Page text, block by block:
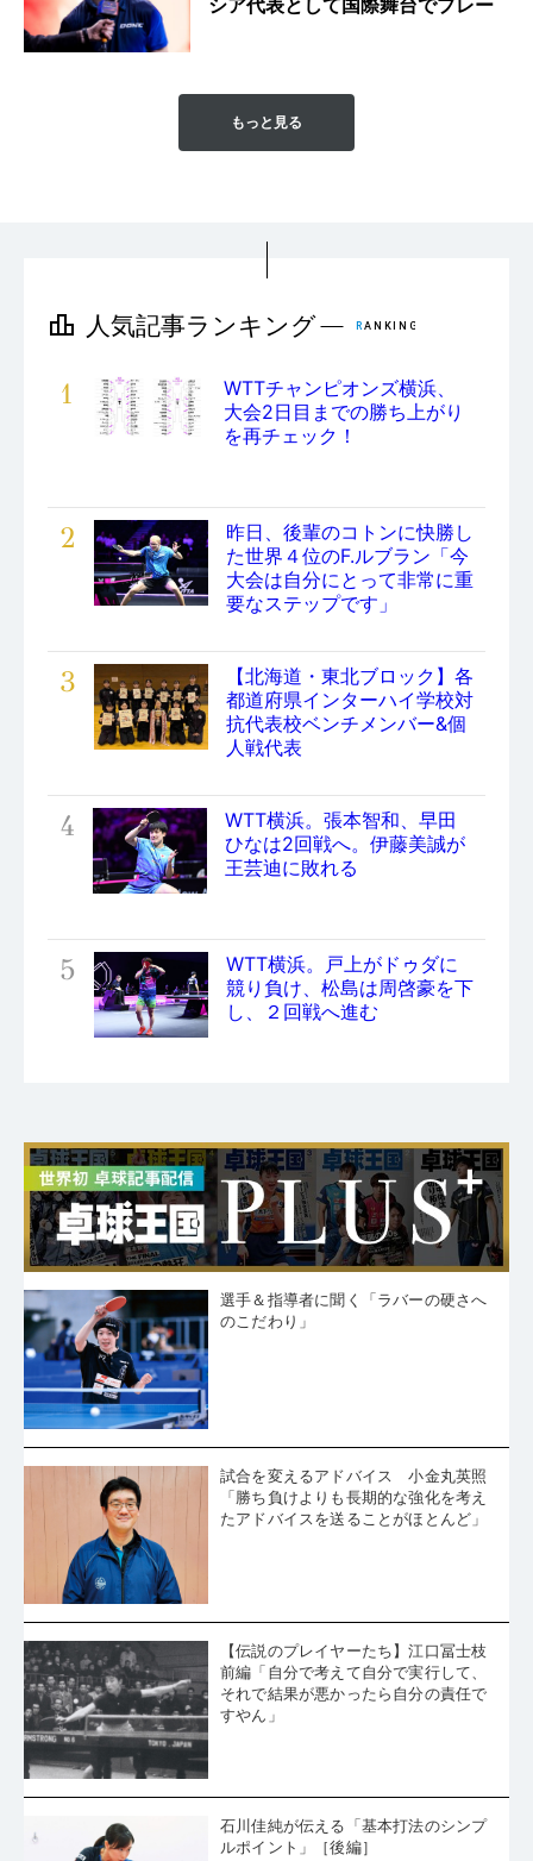
シア代表として国際舞台でプレー
もっと見る
1
WTTチャンピオンズ横浜、
大会2日目までの勝ち上がり
を再チェック！
2
昨日、後輩のコトンに快勝し
た世界４位のF.ルブラン「今
大会は自分にとって非常に重
要なステップです」
3
【北海道・東北ブロック】各
都道府県インターハイ学校対
抗代表校ベンチメンバー&個
人戦代表
4
WTT横浜。張本智和、早田
ひなは2回戦へ。伊藤美誠が
王芸迪に敗れる
5
WTT横浜。戸上がドゥダに
競り負け、松島は周啓豪を下
し、２回戦へ進む
選手＆指導者に聞く「ラバーの硬さへ
のこだわり」
試合を変えるアドバイス 小金丸英照
「勝ち負けよりも長期的な強化を考え
たアドバイスを送ることがほとんど」
【伝説のプレイヤーたち】江口冨士枝
前編「自分で考えて自分で実行して、
それで結果が悪かったら自分の責任で
すやん」
石川佳純が伝える「基本打法のシンプ
ルポイント」［後編］